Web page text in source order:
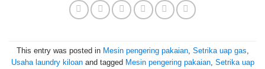
This entry was posted in Mesin pengering pakaian, Setrika uap gas,
Usaha laundry kiloanand tagged Mesin pengering pakaian, Setrika uap